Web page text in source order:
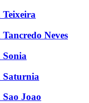
Teixeira
Neves
Sonia
Saturnia
Joao